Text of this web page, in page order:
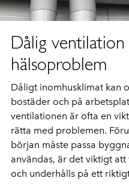
Dålig
hälsoproblem
Dåligt inomhusklimat kan
bostäder och på
ventilationen är ofta en
rätta med problemen.
början måste passa
användas, är det viktigt
och underhålls på ett